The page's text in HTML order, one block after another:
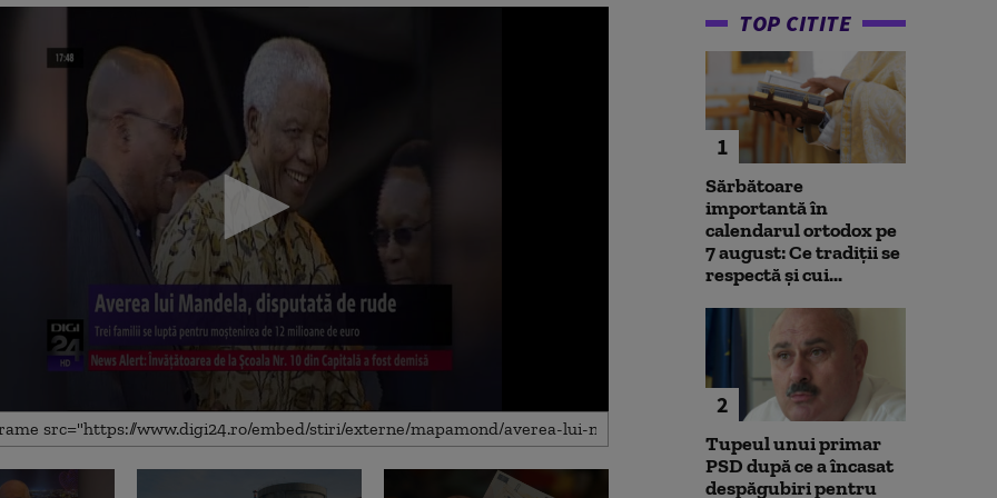
TOP CITITE
1
Sărbătoare
importantă în
calendarul ortodox pe
7 august: Ce tradiții se
respectă și cui...
2
Tupeul unui primar
PSD după ce a încasat
despăgubiri pentru